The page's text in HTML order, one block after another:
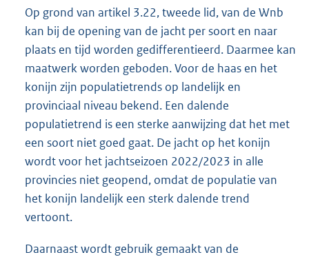
Op grond van artikel 3.22, tweede lid, van de Wnb
kan bij de opening van de jacht per soort en naar
plaats en tijd worden gedifferentieerd. Daarmee kan
maatwerk worden geboden. Voor de haas en het
konijn zijn populatietrends op landelijk en
provinciaal niveau bekend. Een dalende
populatietrend is een sterke aanwijzing dat het met
een soort niet goed gaat. De jacht op het konijn
wordt voor het jachtseizoen 2022/2023 in alle
provincies niet geopend, omdat de populatie van
het konijn landelijk een sterk dalende trend
vertoont.
Daarnaast wordt gebruik gemaakt van de